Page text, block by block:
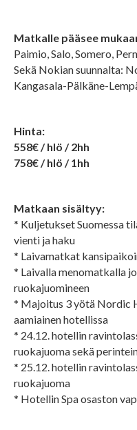
Matkalle pääsee
Paimio, Salo, Somero,
Sekä Nokian suunnalta:
Kangasala-Pälkäne-
Hinta:
558€ / hlö / 2hh
758€ / hlö / 1hh
Matkaan sisältyy:
* Kuljetukset Suomessa
vienti ja haku
* Laivamatkat
* Laivalla menomatkalla
ruokajuomineen
* Majoitus 3 yötä Nordic
aamiainen hotellissa
* 24.12. hotellin
ruokajuoma sekä
* 25.12. hotellin
ruokajuoma
* Hotellin Spa osaston